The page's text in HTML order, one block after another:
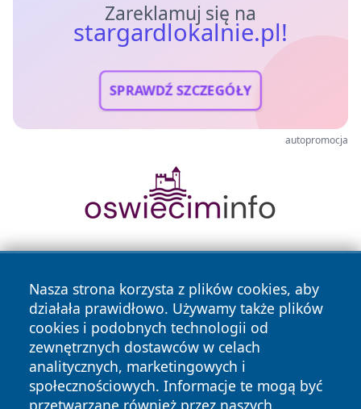
Zareklamuj się na
stargardlokalnie.pl!
SPRAWDŹ SZCZEGÓŁY
autopromocja
Nasza strona korzysta z plików cookies, aby
działała prawidłowo. Używamy także plików
cookies i podobnych technologii od
zewnętrznych dostawców w celach
analitycznych, marketingowych i
społecznościowych. Informacje te mogą być
przetwarzane również przez naszych
Copyright © 2026 stargardlokalnie.pl Wszystkie prawa
zastrzeżone.